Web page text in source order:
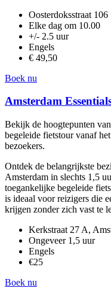
Oosterdoksstraat 106
Elke dag om 10.00
+/- 2.5 uur
Engels
€ 49,50
Boek nu
Amsterdam
Bekijk de hoogtepunten
begeleide fietstour vanaf
bezoekers.
Ontdek de belangrijkste
Amsterdam in slechts 1,5
toegankelijke begeleide
is ideaal voor reizigers die
krijgen zonder zich vast te
Kerkstraat 27 A,
Ongeveer 1,5 uur
Engels
€25
Boek nu